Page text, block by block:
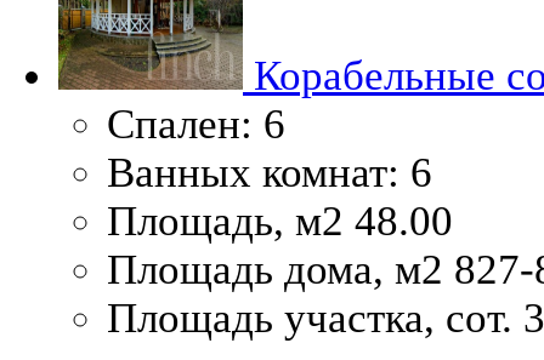
Корабельные
Спален: 6
Ванных комнат: 6
Площадь, м2 48.00
Площадь дома, м2
Площадь участка, сот.